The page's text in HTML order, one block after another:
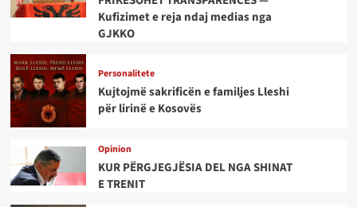
Kufizimet e reja ndaj medias nga
GJKKO
Personalitete
Kujtojmë sakrificën e familjes Lleshi
për lirinë e Kosovës
Opinion
KUR PËRGJEGJËSIA DEL NGA SHINAT
E TRENIT